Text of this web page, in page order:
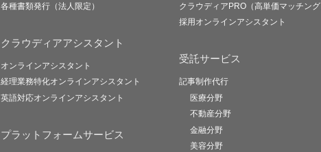
各種書類発行（法人限定）
クラウディアアシスタント
オンラインアシスタント
経理業務特化オンラインアシスタント
英語対応オンラインアシスタント
プラットフォームサービス
クラウディアPRO（高単価マッチング
採用オンラインアシスタント
受託サービス
記事制作代行
医療分野
不動産分野
金融分野
美容分野